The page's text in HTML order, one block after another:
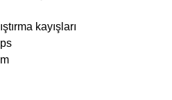
kayışları